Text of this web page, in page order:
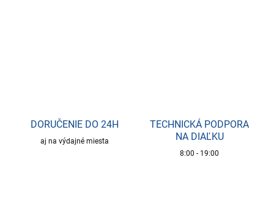
DORUČENIE DO 24H
aj na výdajné miesta
TECHNICKÁ PODPORA
NA DIAĽKU
8:00 - 19:00